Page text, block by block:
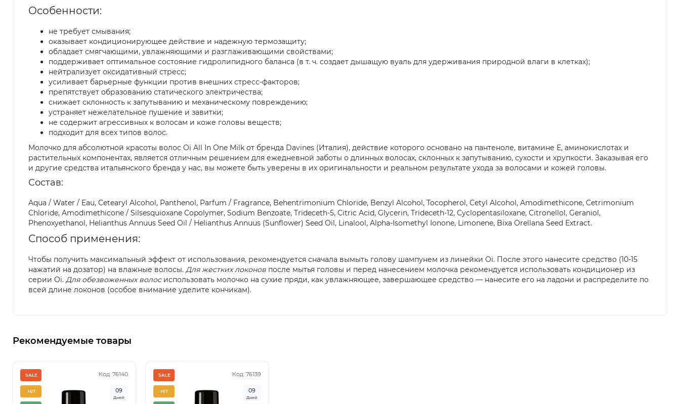
Особенности:
не требует смывания;
оказывает кондиционирующее действие и надежную термозащиту;
обладает смягчающими, увлажняющими и разглаживающими свойствами;
поддерживает оптимальное состояние гидролипидного баланса (в т. ч. создает дышащую вуаль для удерживания природной влаги в клетках);
нейтрализует оксидативный стресс;
усиливает барьерные функции против внешних стресс-факторов;
препятствует образованию статического электричества;
снижает склонность к запутыванию и механическому повреждению;
устраняет нежелательное пушение и завитки;
не содержит агрессивных к волосам и коже головы веществ;
подходит для всех типов волос.
Молочко для абсолютной красоты волос Oi All In One Milk от бренда Davines (Италия), действие которого основано на пантеноле, витамине Е, аминокислотах и
растительных компонентах, является отличным решением для ежедневной заботы о длинных волосах, склонных к запутыванию, сухости и хрупкости. Заказывая его
и другие средства итальянского бренда у нас, вы можете быть уверены в их оригинальности и реальном результате ухода за волосами и кожей головы.
Состав:
Aqua / Water / Eau, Cetearyl Alcohol, Panthenol, Parfum / Fragrance, Behentrimonium Chloride, Benzyl Alcohol, Tocopherol, Cetyl Alcohol, Amodimethicone, Cetrimonium
Chloride, Amodimethicone / Silsesquioxane Copolymer, Sodium Benzoate, Trideceth-5, Citric Acid, Glycerin, Trideceth-12, Cyclopentasiloxane, Citronellol, Geraniol,
Phenoxyethanol, Helianthus Annuus Seed Oil / Helianthus Annuus (Sunflower) Seed Oil, Linalool, Alpha-Isomethyl Ionone, Limonene, Bixa Orellana Seed Extract.
Способ применения:
Чтобы получить максимальный эффект от использования, рекомендуется сначала вымыть голову шампунем из линейки Oi. После этого нанесите средство (10-15
нажатий на дозатор) на влажные волосы. Для жестких локонов после мытья головы и перед нанесением молочка рекомендуется использовать кондиционер из
серии Oi. Для обезвоженных волосиспользовать молочко на сухие пряди, как увлажняющее, завершающее средство — нанесите его на ладони и распределите по
всей длине локонов (особое внимание уделите кончикам).
Рекомендуемые товары
Код: 76140
SALE
HIT 09
Дней
Код: 76139
SALE
HIT 09
Дней